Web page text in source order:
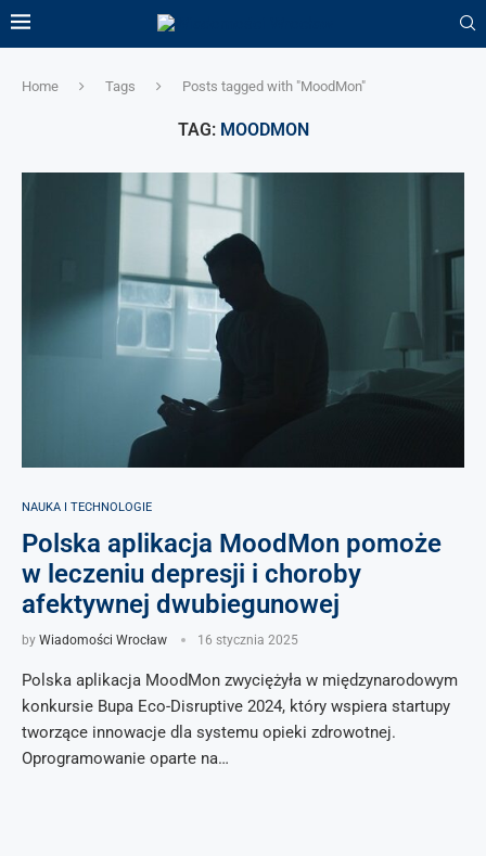
Home Tags Posts tagged with "MoodMon"
TAG: MOODMON
NAUKA I TECHNOLOGIE
Polska aplikacja MoodMon pomoże
w leczeniu depresji i choroby
afektywnej dwubiegunowej
by Wiadomości Wrocław 16 stycznia 2025
Polska aplikacja MoodMon zwyciężyła w międzynarodowym
konkursie Bupa Eco-Disruptive 2024, który wspiera startupy
tworzące innowacje dla systemu opieki zdrowotnej.
Oprogramowanie oparte na…